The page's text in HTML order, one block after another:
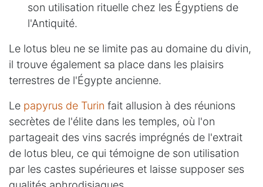
son utilisation rituelle chez les Égyptiens de
l'Antiquité.
Le lotus bleu ne se limite pas au domaine du divin,
il trouve également sa place dans les plaisirs
terrestres de l'Égypte ancienne.
Le papyrus de Turin fait allusion à des réunions
secrètes de l'élite dans les temples, où l'on
partageait des vins sacrés imprégnés de l'extrait
de lotus bleu, ce qui témoigne de son utilisation
par les castes supérieures et laisse supposer ses